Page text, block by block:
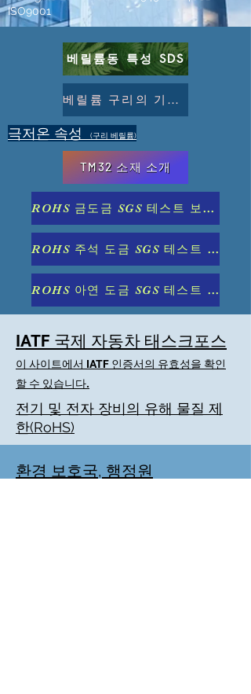
ISO9001
베릴륨동 특성 SDS
베릴륨 구리의 기계적 및 물리적 특성 표
극저온 속성 (구리 베릴륨)
TM32 소재 소개
ROHS 금도금 SGS 테스트 보고서
ROHS 주석 도금 SGS 테스트 보고서
ROHS 아연 도금 SGS 테스트 보고서
IATF 국제 자동차 태스크포스
이 사이트에서 IATF 인증서의 유효성을 확인
할 수 있습니다.
전기 및 전자 장비의 유해 물질 제
한(RoHS)
환경 보호국, 행정원